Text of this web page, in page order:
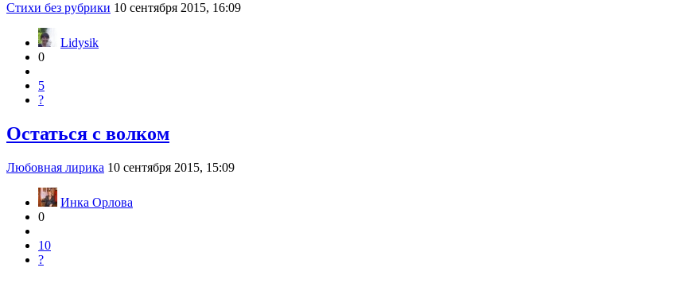
Стихи без рубрики 10 сентября 2015, 16:09
Lidysik
0
5
?
Остаться с волком
Любовная лирика 10 сентября 2015, 15:09
Инка Орлова
0
10
?